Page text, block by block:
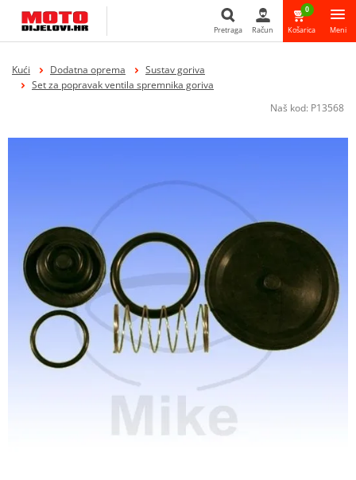
Pretraga Račun
0
Košarica Meni
Kući Dodatna oprema
Sustav goriva
Set za popravak ventila spremnika goriva
Naš kod: P13568